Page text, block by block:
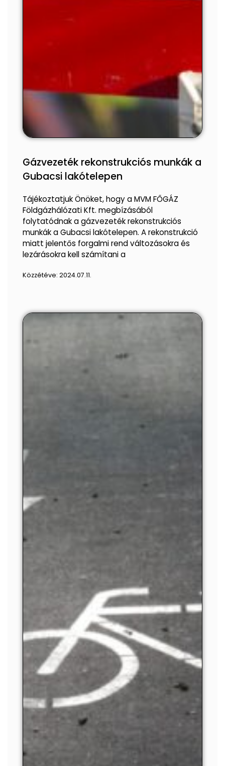
Gázvezeték rekonstrukciós munkák a
Gubacsi lakótelepen
Tájékoztatjuk Önöket, hogy a MVM FŐGÁZ
Földgázhálózati Kft. megbízásából
folytatódnak a gázvezeték rekonstrukciós
munkák a Gubacsi lakótelepen. A rekonstrukció
miatt jelentős forgalmi rend változásokra és
lezárásokra kell számítani a
Közzétéve: 2024.07.11.